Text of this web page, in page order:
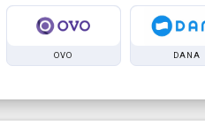
OVO DANA